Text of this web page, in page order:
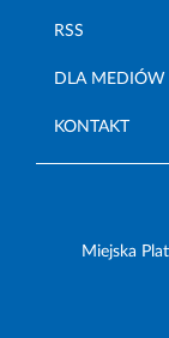
RSS
DLA MEDIÓW
KONTAKT
Miejska